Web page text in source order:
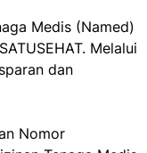
Medis (Named)
Melalui
dan
Nomor